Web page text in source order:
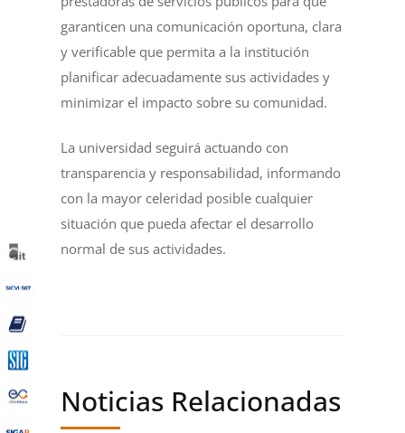
garanticen una comunicación oportuna, clara
y verificable que permita a la institución
planificar adecuadamente sus actividades y
minimizar el impacto sobre su comunidad.
La universidad seguirá actuando con
transparencia y responsabilidad, informando
con la mayor celeridad posible cualquier
situación que pueda afectar el desarrollo
normal de sus actividades.
Noticias Relacionadas